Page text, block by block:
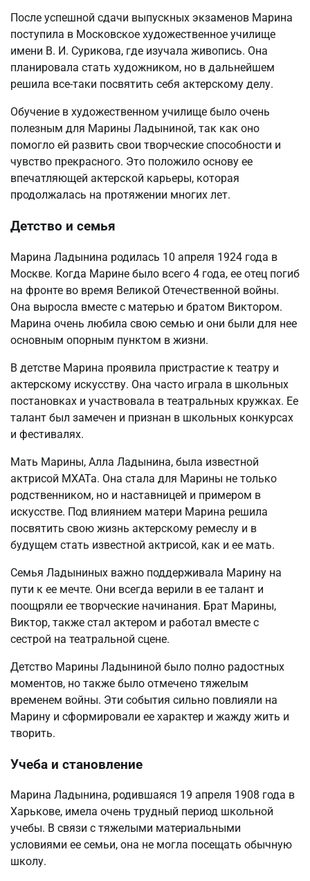
После успешной сдачи выпускных экзаменов Марина
поступила в Московское художественное училище
имени В. И. Сурикова, где изучала живопись. Она
планировала стать художником, но в дальнейшем
решила все-таки посвятить себя актерскому делу.
Обучение в художественном училище было очень
полезным для Марины Ладыниной, так как оно
помогло ей развить свои творческие способности и
чувство прекрасного. Это положило основу ее
впечатляющей актерской карьеры, которая
продолжалась на протяжении многих лет.
Детство и семья
Марина Ладынина родилась 10 апреля 1924 года в
Москве. Когда Марине было всего 4 года, ее отец погиб
на фронте во время Великой Отечественной войны.
Она выросла вместе с матерью и братом Виктором.
Марина очень любила свою семью и они были для нее
основным опорным пунктом в жизни.
В детстве Марина проявила пристрастие к театру и
актерскому искусству. Она часто играла в школьных
постановках и участвовала в театральных кружках. Ее
талант был замечен и признан в школьных конкурсах
и фестивалях.
Мать Марины, Алла Ладынина, была известной
актрисой МХАТа. Она стала для Марины не только
родственником, но и наставницей и примером в
искусстве. Под влиянием матери Марина решила
посвятить свою жизнь актерскому ремеслу и в
будущем стать известной актрисой, как и ее мать.
Семья Ладыниных важно поддерживала Марину на
пути к ее мечте. Они всегда верили в ее талант и
поощряли ее творческие начинания. Брат Марины,
Виктор, также стал актером и работал вместе с
сестрой на театральной сцене.
Детство Марины Ладыниной было полно радостных
моментов, но также было отмечено тяжелым
временем войны. Эти события сильно повлияли на
Марину и сформировали ее характер и жажду жить и
творить.
Учеба и становление
Марина Ладынина, родившаяся 19 апреля 1908 года в
Харькове, имела очень трудный период школьной
учебы. В связи с тяжелыми материальными
условиями ее семьи, она не могла посещать обычную
школу.